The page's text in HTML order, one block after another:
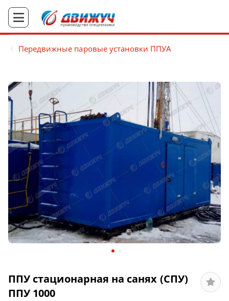
Передвижные паровые установки ППУА
ППУ стационарная на санях (СПУ)
ППУ 1000